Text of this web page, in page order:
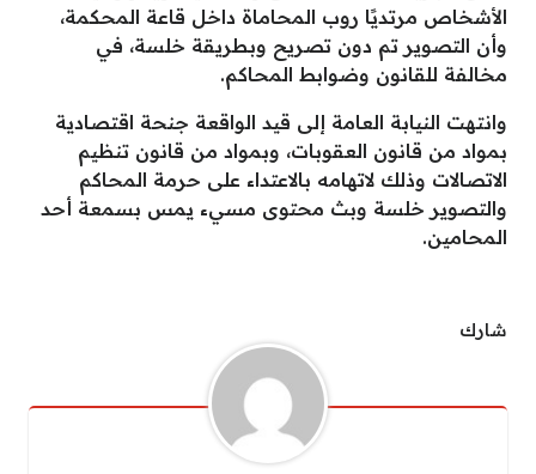
الأشخاص مرتديًا روب المحاماة داخل قاعة المحكمة،
وأن التصوير تم دون تصريح وبطريقة خلسة، في
مخالفة للقانون وضوابط المحاكم.
وانتهت النيابة العامة إلى قيد الواقعة جنحة اقتصادية
بمواد من قانون العقوبات، وبمواد من قانون تنظيم
الاتصالات وذلك لاتهامه بالاعتداء على حرمة المحاكم
والتصوير خلسة وبث محتوى مسيء يمس بسمعة أحد
المحامين.
شارك